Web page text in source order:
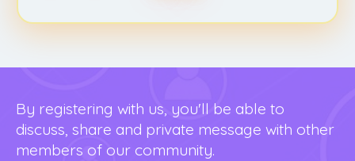
By registering with us, you'll be able to
discuss, share and private message with other
members of our community.